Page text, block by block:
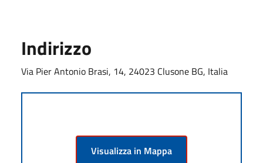
Indirizzo
Via Pier Antonio Brasi, 14, 24023 Clusone BG, Italia
Visualizza in Mappa